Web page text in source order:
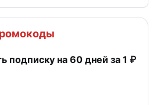
подписку на 60 дней за 1 ₽